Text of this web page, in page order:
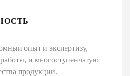
опыт и экспертизу,
и многоступенчатую
продукции.